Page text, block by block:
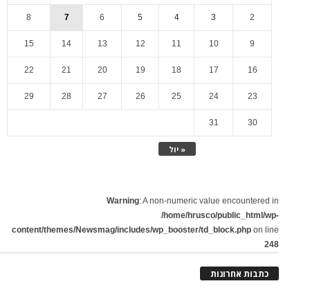
« יול
2
3
4
5
6
7
8
9
10
11
12
13
14
15
16
17
18
19
20
21
22
23
24
25
26
27
28
29
30
31
Warning: A non-numeric value encountered in
/home/hrusco/public_html/wp-
content/themes/Newsmag/includes/wp_booster/td_block.php on line
248
כתבות אחרונות